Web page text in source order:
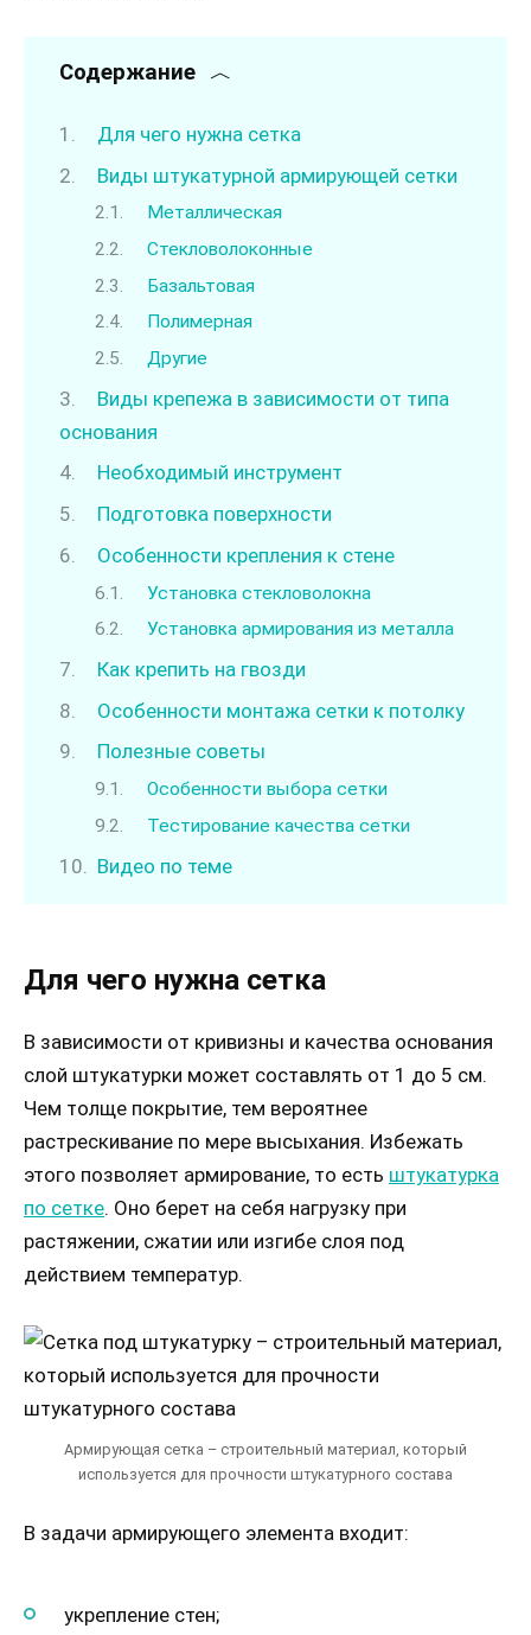
Содержание
Для чего нужна сетка
Виды штукатурной армирующей сетки
Металлическая
Стекловолоконные
Базальтовая
Полимерная
Другие
Виды крепежа в зависимости от типа
основания
Необходимый инструмент
Подготовка поверхности
Особенности крепления к стене
Установка стекловолокна
Установка армирования из металла
Как крепить на гвозди
Особенности монтажа сетки к потолку
Полезные советы
Особенности выбора сетки
Тестирование качества сетки
Видео по теме
Для чего нужна сетка
В зависимости от кривизны и качества основания
слой штукатурки может составлять от 1 до 5 см.
Чем толще покрытие, тем вероятнее
растрескивание по мере высыхания. Избежать
этого позволяет армирование, то есть штукатурка
по сетке. Оно берет на себя нагрузку при
растяжении, сжатии или изгибе слоя под
действием температур.
Армирующая сетка – строительный материал, который
используется для прочности штукатурного состава
В задачи армирующего элемента входит:
укрепление стен;